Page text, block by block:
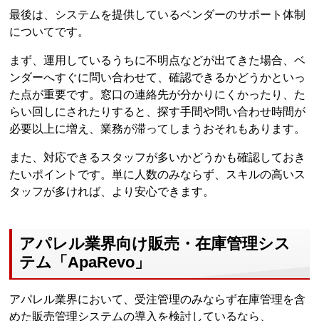
最後は、システムを提供しているベンダーのサポート体制
についてです。
まず、運用しているうちに不明点などが出てきた場合、ベ
ンダーへすぐに問い合わせて、確認できるかどうかといっ
た点が重要です。窓口の連絡先が分かりにくかったり、た
らい回しにされたりすると、探す手間や問い合わせ時間が
必要以上に増え、業務が滞ってしまうおそれもあります。
また、対応できるスタッフが多いかどうかも確認しておき
たいポイントです。単に人数のみならず、スキルの高いス
タッフが多ければ、より安心できます。
アパレル業界向け販売・在庫管理シス
テム「ApaRevo」
アパレル業界において、受注管理のみならず在庫管理を含
めた販売管理システムの導入を検討しているなら、